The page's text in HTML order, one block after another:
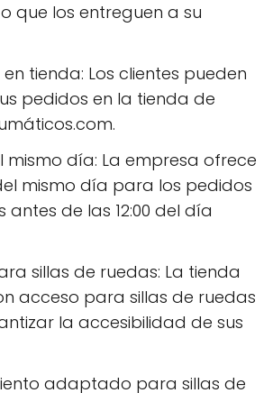
que los entreguen a su
tienda: Los clientes pueden
pedidos en la tienda de
mismo día: La empresa ofrece
mismo día para los pedidos
antes de las 12:00 del día
sillas de ruedas: La tienda
acceso para sillas de ruedas
la accesibilidad de sus
adaptado para sillas de